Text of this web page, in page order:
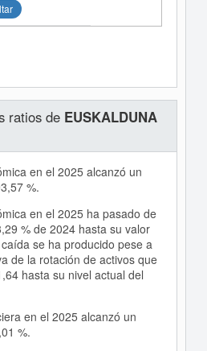
ratios de EUSKALDUNA
en el 2025 alcanzó un
%.
en el 2025 ha pasado de
% de 2024 hasta su valor
se ha producido pese a
de la rotación de activos que
hasta su nivel actual del
en el 2025 alcanzó un
%.